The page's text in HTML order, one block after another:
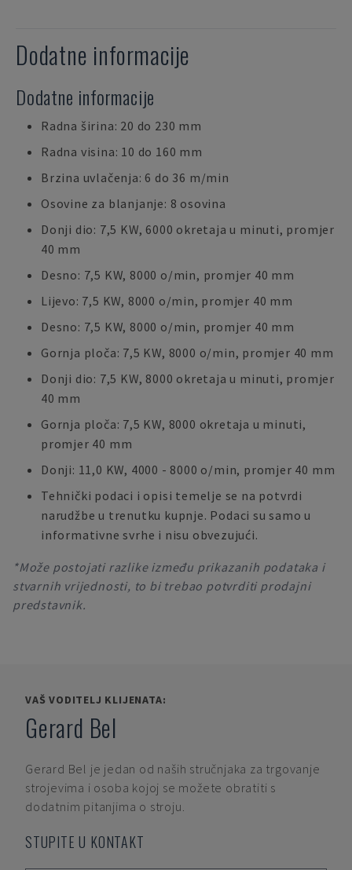
Dodatne informacije
Dodatne informacije
Radna širina: 20 do 230 mm
Radna visina: 10 do 160 mm
Brzina uvlačenja: 6 do 36 m/min
Osovine za blanjanje: 8 osovina
Donji dio: 7,5 KW, 6000 okretaja u minuti, promjer
40 mm
Desno: 7,5 KW, 8000 o/min, promjer 40 mm
Lijevo: 7,5 KW, 8000 o/min, promjer 40 mm
Desno: 7,5 KW, 8000 o/min, promjer 40 mm
Gornja ploča: 7,5 KW, 8000 o/min, promjer 40 mm
Donji dio: 7,5 KW, 8000 okretaja u minuti, promjer
40 mm
Gornja ploča: 7,5 KW, 8000 okretaja u minuti,
promjer 40 mm
Donji: 11,0 KW, 4000 - 8000 o/min, promjer 40 mm
Tehnički podaci i opisi temelje se na potvrdi
narudžbe u trenutku kupnje. Podaci su samo u
informativne svrhe i nisu obvezujući.
*Može postojati razlike između prikazanih podataka i
stvarnih vrijednosti, to bi trebao potvrditi prodajni
predstavnik.
VAŠ VODITELJ KLIJENATA:
Gerard Bel
Gerard Bel je jedan od naših stručnjaka za trgovanje
strojevima i osoba kojoj se možete obratiti s
dodatnim pitanjima o stroju.
STUPITE U KONTAKT